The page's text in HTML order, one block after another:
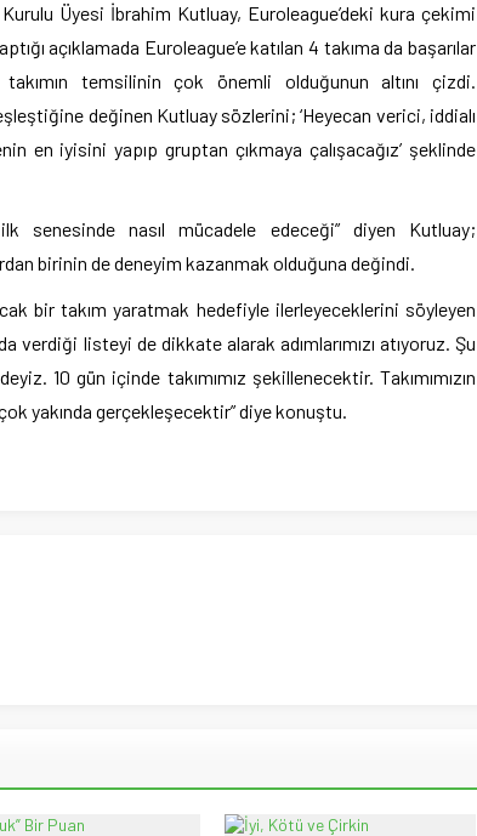
Üyesi İbrahim Kutluay, Euroleague’deki kura çekimi
açıklamada Euroleague’e katılan 4 takıma da başarılar
temsilinin çok önemli olduğunun altını çizdi.
değinen Kutluay sözlerini; ‘Heyecan verici, iddialı
en iyisini yapıp gruptan çıkmaya çalışacağız’ şeklinde
senesinde nasıl mücadele edeceği” diyen Kutluay;
birinin de deneyim kazanmak olduğuna değindi.
bir takım yaratmak hedefiyle ilerleyeceklerini söyleyen
verdiği listeyi de dikkate alarak adımlarımızı atıyoruz. Şu
10 gün içinde takımımız şekillenecektir. Takımımızın
yakında gerçekleşecektir” diye konuştu.